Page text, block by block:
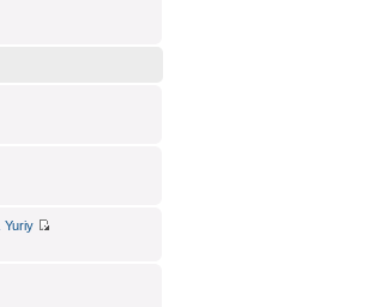
Yuriy